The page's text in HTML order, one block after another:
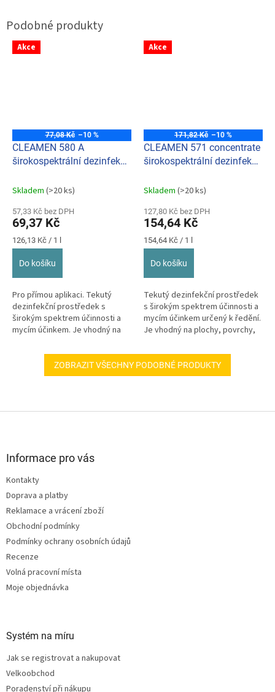
Akce
77,08 Kč –10 %
CLEAMEN 580 A
širokospektrální dezinfekce
parf. 550 ml
Skladem (>20 ks)
57,33 Kč bez DPH
69,37 Kč
Měrná
cena:
126,13 Kč / 1 l
Do košíku
Pro přímou aplikaci. Tekutý
dezinfekční prostředek s
širokým spektrem účinnosti a
mycím účinkem. Je vhodný na
nástroje.
Akce
171,82 Kč –10 %
CLEAMEN 571 concentrate
širokospektrální dezinfekce
Skladem (>20 ks)
127,80 Kč bez DPH
154,64 Kč
Měrná
cena:
154,64 Kč / 1 l
Do košíku
Tekutý dezinfekční prostředek
s širokým spektrem účinnosti a
mycím účinkem určený k ředění.
Je vhodný na plochy, povrchy,
ZOBRAZIT VŠECHNY PODOBNÉ PRODUKTY
Informace pro vás
Kontakty
Doprava a platby
Reklamace a vrácení zboží
Obchodní podmínky
Podmínky ochrany osobních údajů
Recenze
Volná pracovní místa
Moje objednávka
Systém na míru
Jak se registrovat a nakupovat
Velkoobchod
Poradenství při nákupu